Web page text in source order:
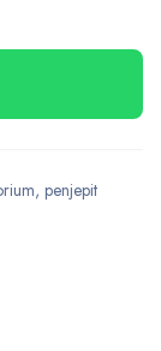
, penjepit